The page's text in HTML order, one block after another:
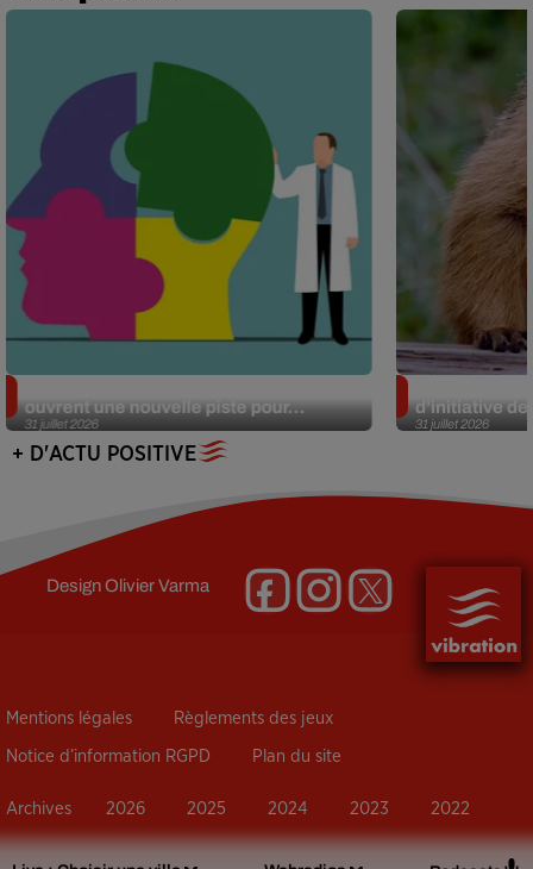
31 juillet 2026
ouvrent une nouvelle piste pour...
31 juillet 2026
d’initiative
+ D'ACTU POSITIVE
DesignOlivier Varma
Mentions légales Règlements des jeux
Notice d’information RGPD Plan du site
Archives 2026 2025 2024 2023 2022